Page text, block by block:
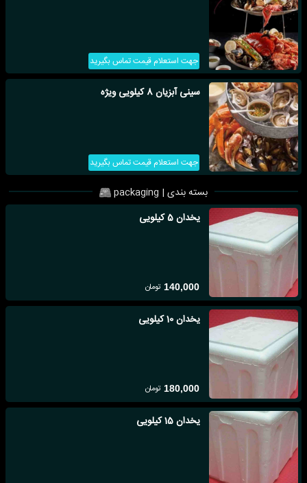
جهت استعلام قیمت تماس بگیرید
سینی آبزیان 8 کیلویی ویژه
جهت استعلام قیمت تماس بگیرید
بسته بندی | packaging
یخدان 5 کیلویی
140,000 تومان
یخدان 10 کیلویی
180,000 تومان
یخدان 15 کیلویی